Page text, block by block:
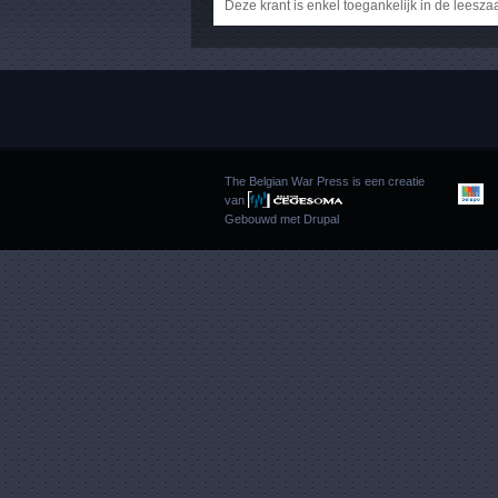
Deze krant is enkel toegankelijk in de
The Belgian War Press is een creatie
van
Gebouwd met Drupal